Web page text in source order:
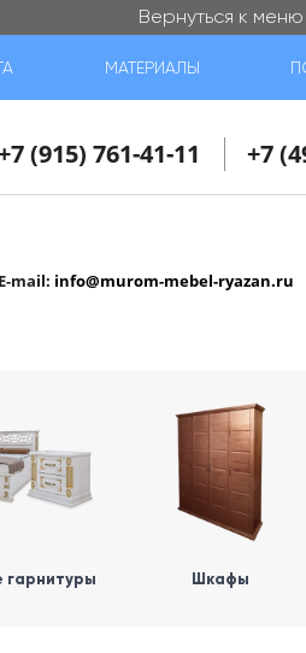
Вернуться к меню
МАТЕРИАЛЫ
(915) 761-41-11 +7
E-mail: info@murom-mebel-ryazan.ru
гарнитуры Шкафы